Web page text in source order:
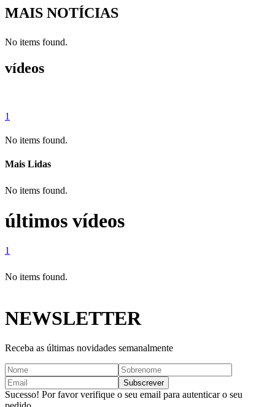
MAIS NOTÍCIAS
No items found.
vídeos
1
No items found.
Mais Lidas
No items found.
últimos vídeos
1
No items found.
NEWSLETTER
Receba as últimas novidades semanalmente
Sucesso! Por favor verifique o seu email para autenticar o seu